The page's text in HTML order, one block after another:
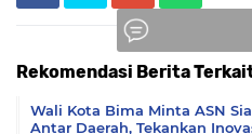
Rekomendasi Berita
Wali Kota Bima Minta ASN
Antar Daerah, Tekankan